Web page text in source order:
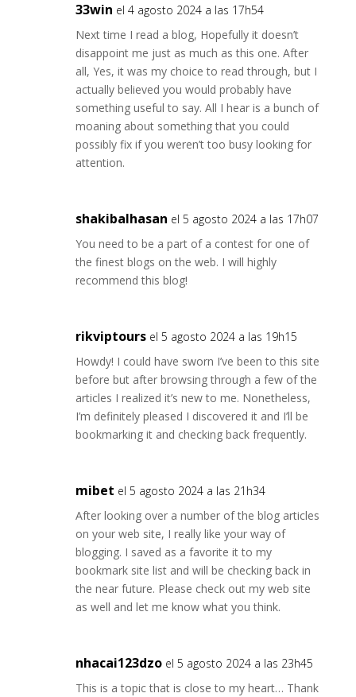
33win el 4 agosto 2024 a las 17h54
Next time I read a blog, Hopefully it doesn’t
disappoint me just as much as this one. After
all, Yes, it was my choice to read through, but I
actually believed you would probably have
something useful to say. All I hear is a bunch of
moaning about something that you could
possibly fix if you weren’t too busy looking for
attention.
shakibalhasan el 5 agosto 2024 a las 17h07
You need to be a part of a contest for one of
the finest blogs on the web. I will highly
recommend this blog!
rikviptours el 5 agosto 2024 a las 19h15
Howdy! I could have sworn I’ve been to this site
before but after browsing through a few of the
articles I realized it’s new to me. Nonetheless,
I’m definitely pleased I discovered it and I’ll be
bookmarking it and checking back frequently.
mibet el 5 agosto 2024 a las 21h34
After looking over a number of the blog articles
on your web site, I really like your way of
blogging. I saved as a favorite it to my
bookmark site list and will be checking back in
the near future. Please check out my web site
as well and let me know what you think.
nhacai123dzo el 5 agosto 2024 a las 23h45
This is a topic that is close to my heart… Thank